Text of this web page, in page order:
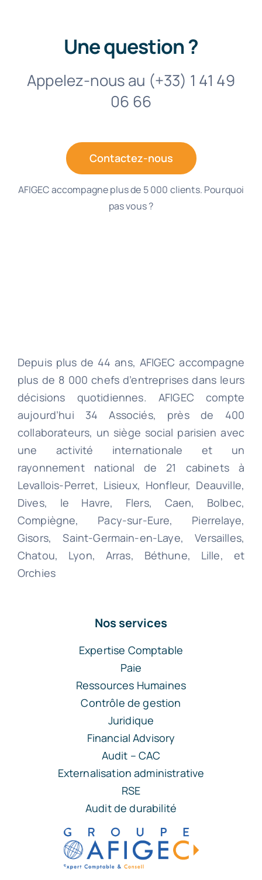
Une question ?
Appelez-nous au (+33) 1 41 49
06 66
Contactez-nous
AFIGEC accompagne plus de 5 000 clients. Pourquoi
pas vous ?
Depuis plus de 44 ans, AFIGEC accompagne
plus de 8 000 chefs d’entreprises dans leurs
décisions quotidiennes. AFIGEC compte
aujourd’hui 34 Associés, près de 400
collaborateurs, un siège social parisien avec
une activité internationale et un
rayonnement national de 21 cabinets à
Levallois-Perret, Lisieux, Honfleur, Deauville,
Dives, le Havre, Flers, Caen, Bolbec,
Compiègne, Pacy-sur-Eure, Pierrelaye,
Gisors, Saint-Germain-en-Laye, Versailles,
Chatou, Lyon, Arras, Béthune, Lille, et
Orchies
Nos services
Expertise Comptable
Paie
Ressources Humaines
Contrôle de gestion
Juridique
Financial Advisory
Audit – CAC
Externalisation administrative
RSE
Audit de durabilité